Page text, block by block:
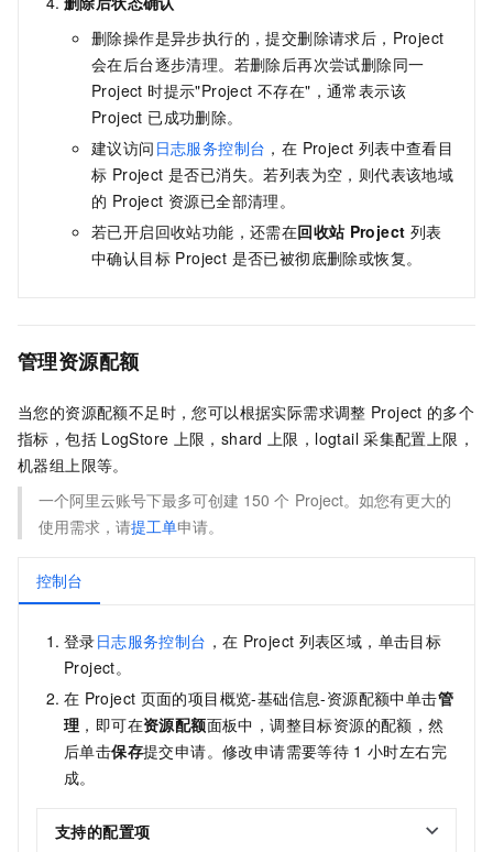
删除操作是异步执行的，提交删除请求后，Project
会在后台逐步清理。若删除后再次尝试删除同一
Project 时提示"Project 不存在"，通常表示该
Project 已成功删除。
建议访问 日志服务控制台 ，在 Project 列表中查看目
标 Project 是否已消失。若列表为空，则代表该地域
的 Project 资源已全部清理。
若已开启回收站功能，还需在回收站 Project 列表
中确认目标 Project 是否已被彻底删除或恢复。
管理资源配额
当您的资源配额不足时，您可以根据实际需求调整 Project 的多个
指标，包括 LogStore 上限，shard 上限，logtail 采集配置上限，
机器组上限等。
一个阿里云账号下最多可创建 150 个 Project。如您有更大的
使用需求，请提工单申请。
控制台
登录日志服务控制台 ，在 Project 列表区域，单击目标
Project。
在 Project 页面的项目概览-基础信息-资源配额中单击管
理 ，即可在资源配额面板中，调整目标资源的配额，然
后单击保存提交申请。修改申请需要等待 1 小时左右完
成。
支持的配置项